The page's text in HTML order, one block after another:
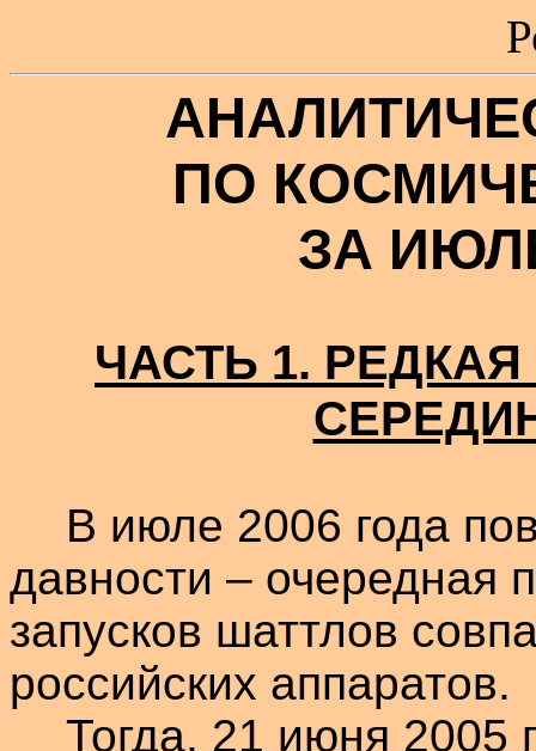
ПО
ЗА
ЧАСТЬ 1.
В июле 2006 года
давности – очередная
запусков шаттлов
российских аппаратов.
Тогда, 21 июня 2005